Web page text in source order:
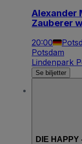
Alexander
Zauberer
20:00
Potsdam
Lindenpark
Se biljetter
DIE HAPPY